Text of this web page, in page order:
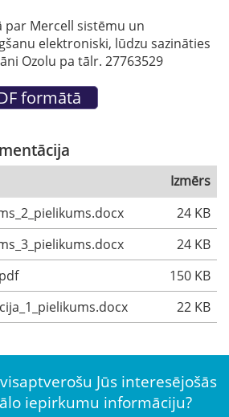
par Mercell sistēmu un
elektroniski, lūdzu sazināties
Ozolu pa tālr. 27763529
Izmērs
24 KB
24 KB
150 KB
22 KB
Jūs interesējošās
iepirkumu informāciju?